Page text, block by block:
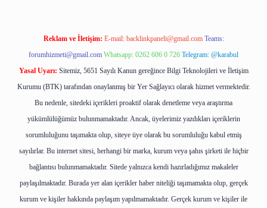
Reklam ve İletişim: E-mail: backlinkpaneli@gmail.com Teams:
forumhizmeti@gmail.com Whatsapp: 0262 606 0 726 Telegram: @karabul
Yasal Uyarı: Sitemiz, 5651 Sayılı Kanun gereğince Bilgi Teknolojileri ve İletişim
Kurumu (BTK) tarafından onaylanmış bir Yer Sağlayıcı olarak hizmet vermektedir.
Bu nedenle, sitedeki içerikleri proaktif olarak denetleme veya araştırma
yükümlülüğümüz bulunmamaktadır. Ancak, üyelerimiz yazdıkları içeriklerin
sorumluluğunu taşımakta olup, siteye üye olarak bu sorumluluğu kabul etmiş
sayılırlar. Bu internet sitesi, herhangi bir marka, kurum veya şahıs şirketi ile hiçbir
bağlantısı bulunmamaktadır. Sitede yalnızca kendi hazırladığımız makaleler
paylaşılmaktadır. Burada yer alan içerikler haber niteliği taşımamakta olup, gerçek
kurum ve kişiler hakkında paylaşım yapılmamaktadır. Gerçek kurum ve kişiler ile